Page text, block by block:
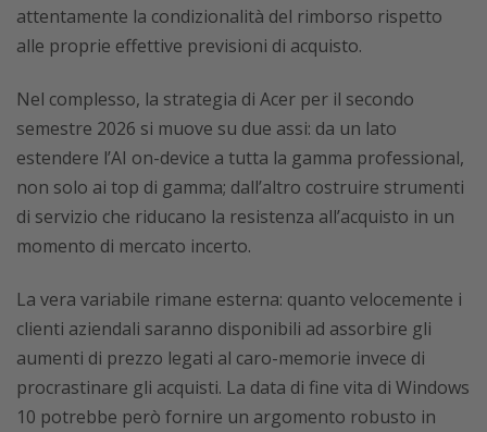
attentamente la condizionalità del rimborso rispetto
alle proprie effettive previsioni di acquisto.
Nel complesso, la strategia di Acer per il secondo
semestre 2026 si muove su due assi: da un lato
estendere l’AI on-device a tutta la gamma professional,
non solo ai top di gamma; dall’altro costruire strumenti
di servizio che riducano la resistenza all’acquisto in un
momento di mercato incerto.
La vera variabile rimane esterna: quanto velocemente i
clienti aziendali saranno disponibili ad assorbire gli
aumenti di prezzo legati al caro-memorie invece di
procrastinare gli acquisti. La data di fine vita di Windows
10 potrebbe però fornire un argomento robusto in